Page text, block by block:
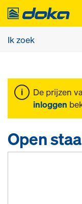
De prijzen
inloggen
Open